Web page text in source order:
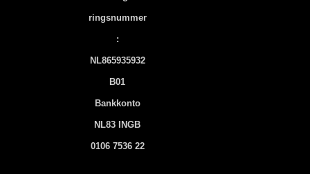
Ringsnummer
:
NL865935932
B01
Bankkonto
NL83 INGB
0106 7536 22